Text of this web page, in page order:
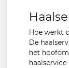
Hoe werkt
De
het